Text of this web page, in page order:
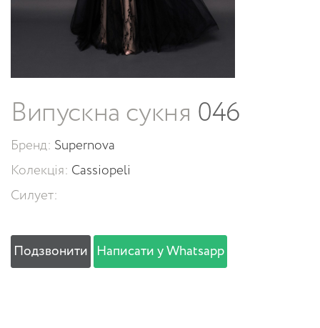
Випускна сукня 046
Бренд: Supernova
Колекція: Cassiopeli
Силует:
Подзвонити Написати у Whatsapp